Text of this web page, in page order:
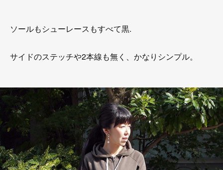
ソールもシューレースもすべて黒.
サイドのステッチや2本線も無く、かなりシンプル。